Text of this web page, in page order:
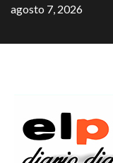
agosto 7, 2026